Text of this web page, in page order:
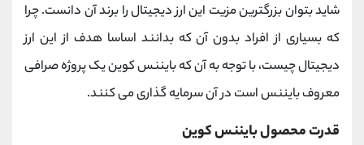
شاید بتوان بزرگترین مزیت این ارز دیجیتال را برند آن دانست. چرا
که بسیاری از افراد بدون آن که بدانند اساسا هدف از این ارز
دیجیتال چیست، با توجه به آن که بایننس کوین یک پروژه صرافی
معروف بایننس است در آن سرمایه گذاری می کنند.
قدرت محصول بایننس کوین